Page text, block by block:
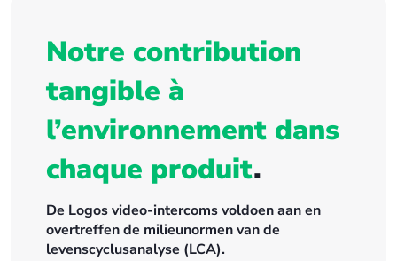
Notre contribution
tangible à
l’environnement dans
chaque produit.
De Logos video-intercoms voldoen aan en
overtreffen de milieunormen van de
levenscyclusanalyse (LCA).